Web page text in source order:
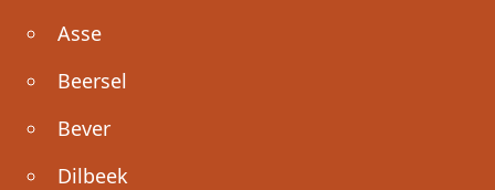
Asse
Beersel
Bever
Dilbeek